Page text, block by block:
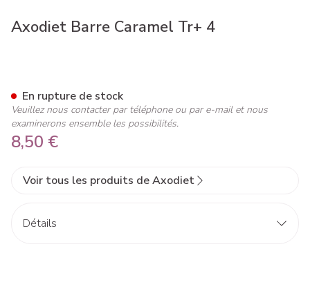
Axodiet Barre Caramel Tr+ 4
8,50 €
En rupture de stock
Veuillez nous contacter par téléphone ou par e-mail et nous
examinerons ensemble les possibilités.
Voir tous les produits de Axodiet
Détails